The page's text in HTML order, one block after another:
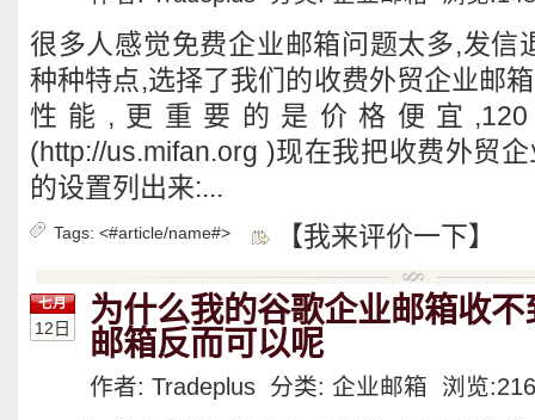
很多人感觉免费企业邮箱问题太多,发信
种种特点,选择了我们的收费外贸企业邮
性能,更重要的是价格便宜
(http://us.mifan.org )现在我把收费外贸
的设置列出来:...
Tags: <#article/name#> 【我来评价一下】
七月
12日
为什么我的谷歌企业邮箱收
邮箱反而可以呢
作者: Tradeplus 分类: 企业邮箱 浏览: